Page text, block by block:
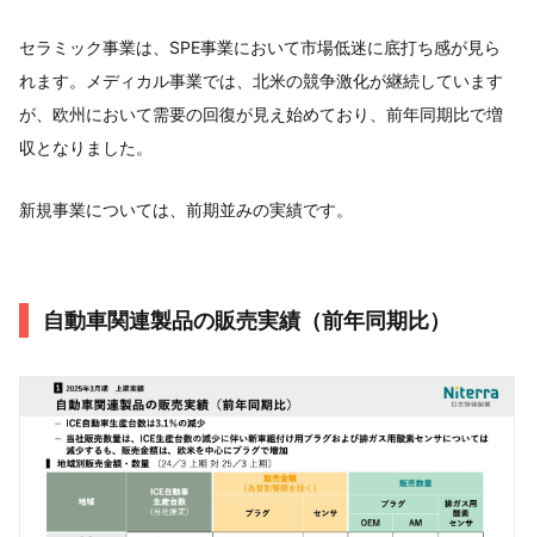
セラミック事業は、SPE事業において市場低迷に底打ち感が見ら
れます。メディカル事業では、北米の競争激化が継続しています
が、欧州において需要の回復が見え始めており、前年同期比で増
収となりました。
新規事業については、前期並みの実績です。
自動車関連製品の販売実績（前年同期比）